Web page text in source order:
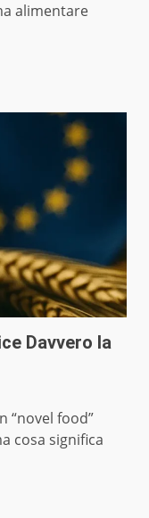
alimentare
Davvero la
“novel food”
cosa significa